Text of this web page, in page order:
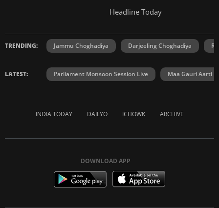
Headline Today
TRENDING: Jammu Choghadiya Darjeeling Choghadiya
LATEST: Parliament Monsoon Session Live Maa Gauri Aarti
INDIA TODAY DAILYO ICHOWK ARCHIVE
DOWNLOAD APP